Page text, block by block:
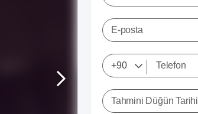
E-posta
Tahmini Düğün Tarihi